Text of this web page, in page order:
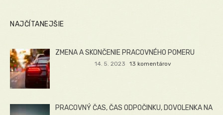
NAJČÍTANEJŠIE
ZMENA A SKONČENIE PRACOVNÉHO POMERU
14. 5. 2023 13 komentárov
PRACOVNÝ ČAS, ČAS ODPOČINKU, DOVOLENKA NA